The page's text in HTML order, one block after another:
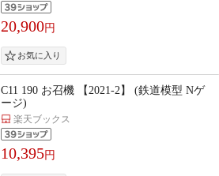
20,900円
C11 190 お召機 【2021-2】 (鉄道模型 Nゲ
ージ)
楽天ブックス
10,395円